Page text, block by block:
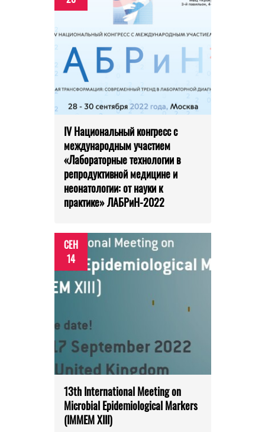
IV Национальный конгресс с
международным участием
«Лабораторные технологии в
репродуктивной медицине и
неонатологии: от науки к
практике» ЛАБРиН-2022
СЕН
14
13th International Meeting on
Microbial Epidemiological Markers
(IMMEM XIII)